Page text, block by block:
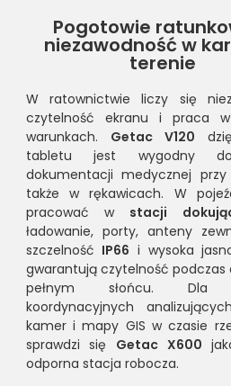
Pogotowie
niezawodność w
terenie
W ratownictwie liczy się
czytelność ekranu i praca w
warunkach. Getac V120
tabletu jest wygodny
dokumentacji medycznej
także w rękawicach. W
pracować w stacji
ładowanie, porty, anteny
szczelność IP66 i wysoka
gwarantują czytelność podczas
pełnym słońcu. Dla
koordynacyjnych
kamer i mapy GIS w czasie
sprawdzi się Getac X600
odporna stacja robocza.